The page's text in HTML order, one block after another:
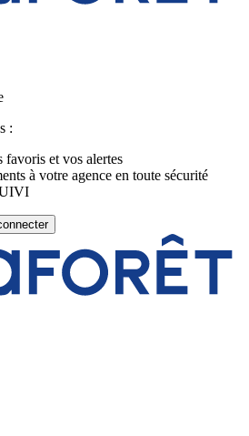
:
favoris et vos alertes
à votre agence en toute sécurité